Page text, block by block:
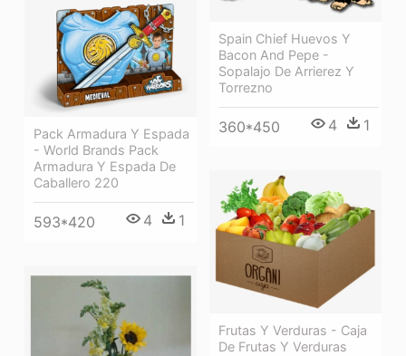
Spain Chief Huevos Y
Bacon And Pepe -
Sopalajo De Arrierez Y
Torrezno
360*450 4 1
Pack Armadura Y Espada
- World Brands Pack
Armadura Y Espada De
Caballero 220
593*420 4 1
Frutas Y Verduras - Caja
De Frutas Y Verduras